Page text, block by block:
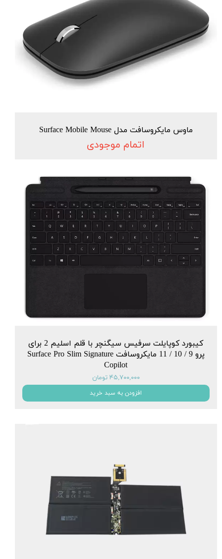
ماوس مایکروسافت مدل Surface Mobile Mouse
اتمام موجودی
کیبورد کوپایلت سرفیس سیگنچر با قلم اسلیم 2 برای
پرو 9 / 10 / 11 مایکروسافت Surface Pro Slim Signature
Copilot
۴۵,۷۰۰,۰۰۰ تومان
افزودن به سبد خرید